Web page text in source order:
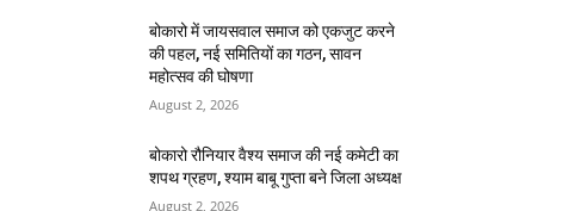
बोकारो में जायसवाल समाज को एकजुट करने
की पहल, नई समितियों का गठन, सावन
महोत्सव की घोषणा
August 2, 2026
बोकारो रौनियार वैश्य समाज की नई कमेटी का
शपथ ग्रहण, श्याम बाबू गुप्ता बने जिला अध्यक्ष
August 2, 2026